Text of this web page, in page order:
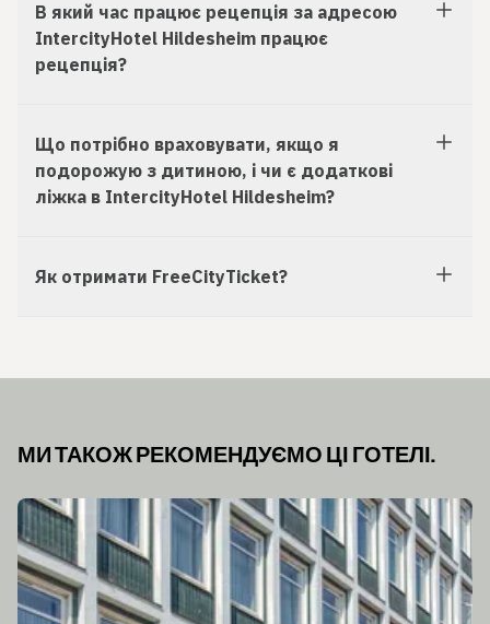
В який час працює рецепція за адресою
IntercityHotel Hildesheim працює
рецепція?
Що потрібно враховувати, якщо я
подорожую з дитиною, і чи є додаткові
ліжка в IntercityHotel Hildesheim?
Як отримати FreeCityTicket?
МИ ТАКОЖ РЕКОМЕНДУЄМО ЦІ ГОТЕЛІ.